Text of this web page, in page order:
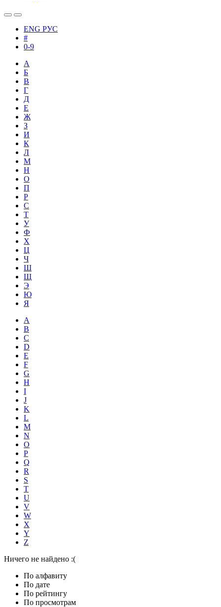
ENG РУС
#
0-9
А
Б
В
Г
Д
Е
Ж
З
И
К
Л
М
Н
О
П
Р
С
Т
У
Ф
Х
Ц
Ч
Ш
Щ
Э
Ю
Я
A
B
C
D
E
F
G
H
I
J
K
L
M
N
O
P
Q
R
S
T
U
V
W
X
Y
Z
Ничего не найдено :(
По алфавиту
По дате
По рейтингу
По просмотрам